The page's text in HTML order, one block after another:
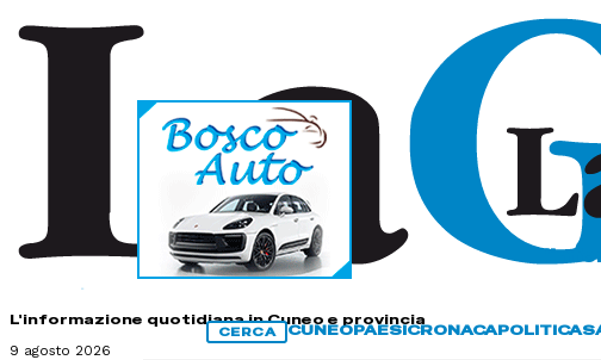
L'informazione quotidiana in Cuneo e provincia
9 agosto 2026
CERCA CUNEOPAESICRONACAPOLITICA